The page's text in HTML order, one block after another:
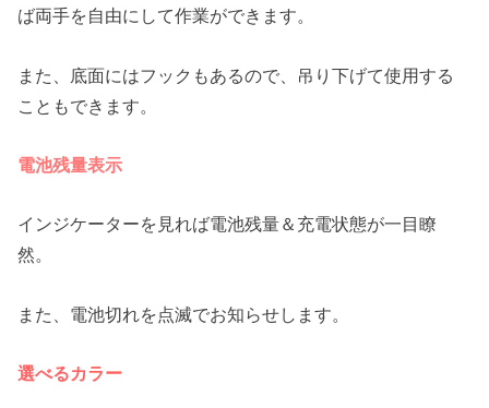
ば両手を自由にして作業ができます。
また、底面にはフックもあるので、吊り下げて使用する
こともできます。
電池残量表示
インジケーターを見れば電池残量＆充電状態が一目瞭
然。
また、電池切れを点滅でお知らせします。
選べるカラー